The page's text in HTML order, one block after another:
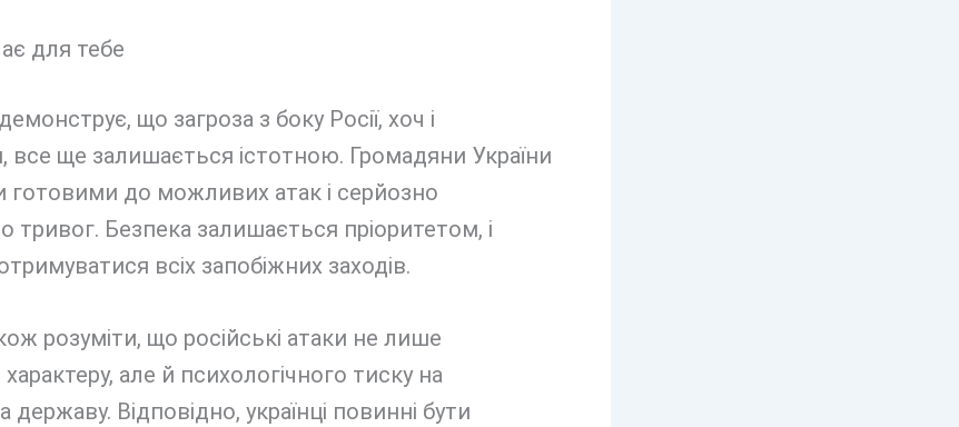
для тебе
що загроза з боку Росії, хоч і
все ще залишається істотною. Громадяни України
готовими до можливих атак і серйозно
тривог. Безпека залишається пріоритетом, і
всіх запобіжних заходів.
розуміти, що російські атаки не лише
але й психологічного тиску на
державу. Відповідно, українці повинні бути